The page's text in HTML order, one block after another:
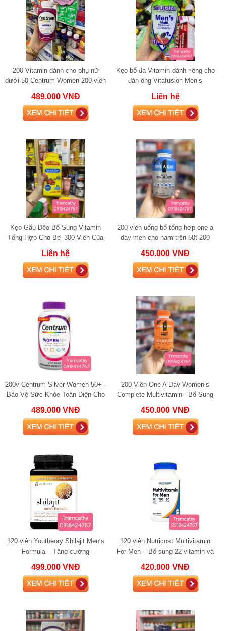
200 Vitamin dành cho phụ nữ
dưới 50 Centrum Women 200 viên
489.000 VNĐ
Kẹo bổ đa Vitamin dành riêng cho
đàn ông Vitafusion Men’s
Multivitamin
Liên hệ
Kẹo Gấu Dẽo Bổ Sung Vitamin
Tổng Hợp Cho Bé_300 Viên Của
Mỹ
Liên hệ
200 viên uống bổ tổng hợp one a
day men cho nam trên 50t 200
450.000 VNĐ
200v Centrum Silver Women 50+ -
Bảo Vệ Sức Khỏe Toàn Diện Cho
489.000 VNĐ
200 Viên One A Day Women’s
Complete Multivitamin - Bổ Sung
450.000 VNĐ
120 viên Youtheory Shilajit Men’s
Formula – Tăng cường
nam giới
499.000 VNĐ
120 viên Nutricost Multivitamin
For Men – Bổ sung 22 vitamin và
giới
420.000 VNĐ